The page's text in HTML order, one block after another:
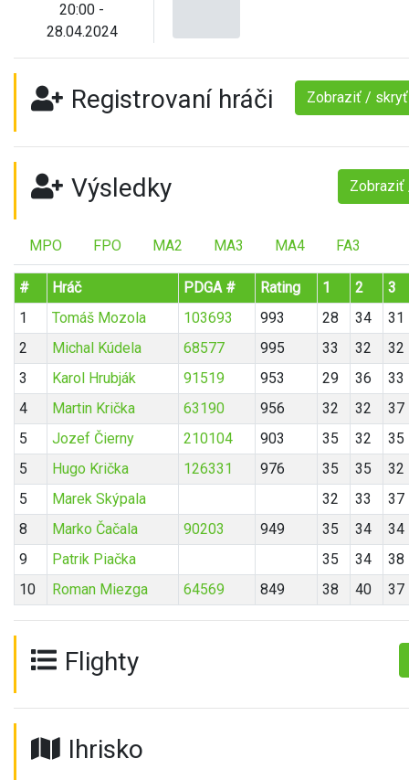
20:00 -
28.04.2024
Registrovaní hráči Zobraziť / skryť
Výsledky
MPO FPO MA2 MA3 MA4 FA3
# Hráč PDGA # Rating 1 2
3
1
Tomáš Mozola 103693 993 28 34
31
2
Michal Kúdela 68577 995 33 32
32
3
Karol Hrubják 91519 953 29 36
33
4
Martin Krička 63190 956 32 32
37
5
Jozef Čierny 210104 903 35 32
35
5
Hugo Krička 126331 976 35 35
32
5
Marek Skýpala 32 33
37
8
Marko Čačala 90203 949 35 34
34
9
Patrik Piačka 35 34
38
10
Roman Miezga 64569 849 38 40 37
Flighty
Ihrisko